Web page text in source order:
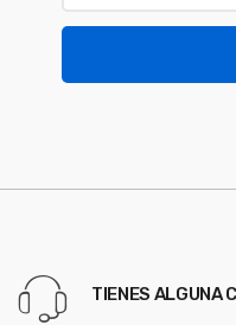
TIENES ALGUNA